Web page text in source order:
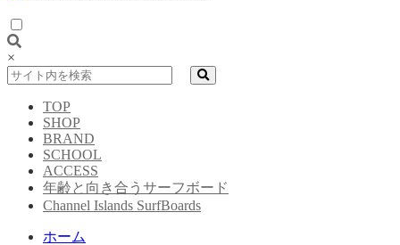
×
TOP
SHOP
BRAND
SCHOOL
ACCESS
年齢と向き合うサーフボード
Channel Islands SurfBoards
ホーム